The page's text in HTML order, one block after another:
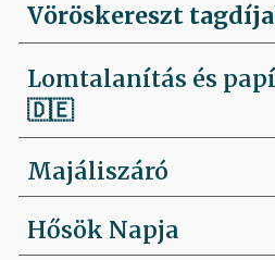
Vöröskereszt
Lomtalanítás és
🇩🇪
Majáliszáró
Hősök Napja